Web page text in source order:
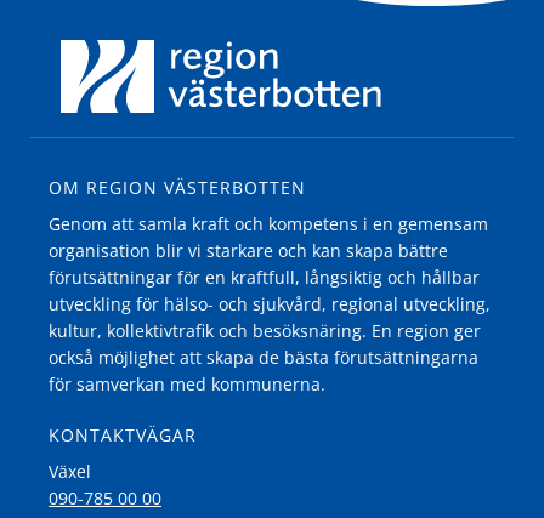
OM REGION VÄSTERBOTTEN
Genom att samla kraft och kompetens i en gemensam
organisation blir vi starkare och kan skapa bättre
förutsättningar för en kraftfull, långsiktig och hållbar
utveckling för hälso- och sjukvård, regional utveckling,
kultur, kollektivtrafik och besöksnäring. En region ger
också möjlighet att skapa de bästa förutsättningarna
för samverkan med kommunerna.
KONTAKTVÄGAR
Växel
090-785 00 00